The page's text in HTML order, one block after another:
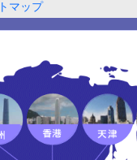
マップ